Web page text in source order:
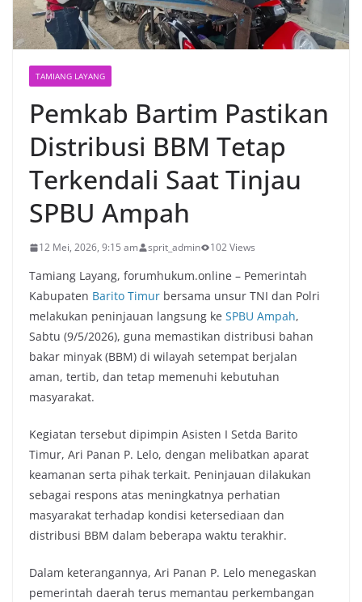
TAMIANG LAYANG
Pemkab Bartim Pastikan
Distribusi BBM Tetap
Terkendali Saat Tinjau
SPBU Ampah
12 Mei, 2026, 9:15 am sprit_admin 102 Views
Tamiang Layang, forumhukum.online – Pemerintah
Kabupaten Barito Timur bersama unsur TNI dan Polri
melakukan peninjauan langsung ke SPBU Ampah,
Sabtu (9/5/2026), guna memastikan distribusi bahan
bakar minyak (BBM) di wilayah setempat berjalan
aman, tertib, dan tetap memenuhi kebutuhan
masyarakat.
Kegiatan tersebut dipimpin Asisten I Setda Barito
Timur, Ari Panan P. Lelo, dengan melibatkan aparat
keamanan serta pihak terkait. Peninjauan dilakukan
sebagai respons atas meningkatnya perhatian
masyarakat terhadap kondisi ketersediaan dan
distribusi BBM dalam beberapa waktu terakhir.
Dalam keterangannya, Ari Panan P. Lelo menegaskan
pemerintah daerah terus memantau perkembangan